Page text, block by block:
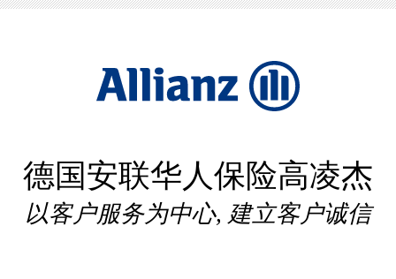
德国安联华人保险高凌杰
以客户服务为中心, 建立客户诚信